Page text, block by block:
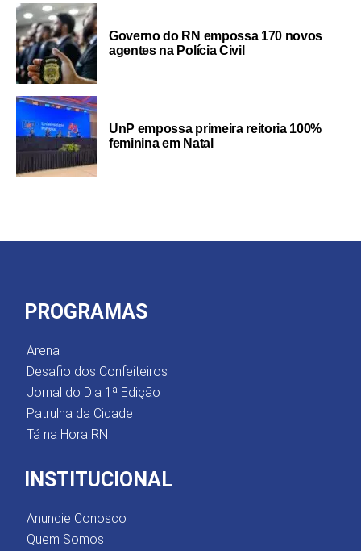
Governo do RN empossa 170 novos
agentes na Polícia Civil
UnP empossa primeira reitoria 100%
feminina em Natal
PROGRAMAS
Arena
Desafio dos Confeiteiros
Jornal do Dia 1ª Edição
Patrulha da Cidade
Tá na Hora RN
INSTITUCIONAL
Anuncie Conosco
Quem Somos